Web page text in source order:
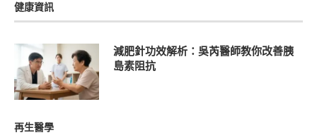
健康資訊
減肥針功效解析：吳芮醫師教你改善胰
島素阻抗
再生醫學